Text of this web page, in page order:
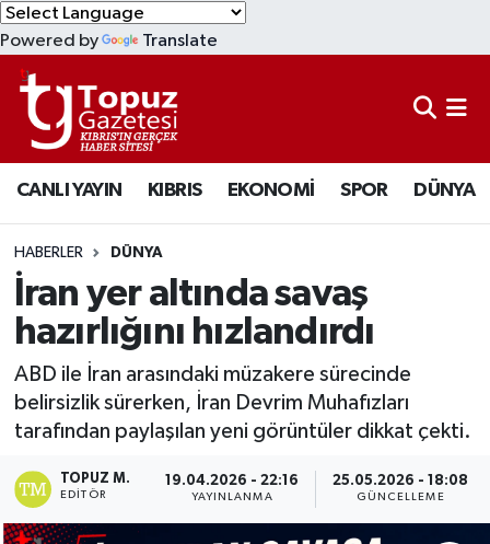
Powered by Translate
CANLI YAYIN KIBRIS EKONOMİ SPOR DÜNYA
HABERLER DÜNYA
İran yer altında savaş
hazırlığını hızlandırdı
ABD ile İran arasındaki müzakere sürecinde
belirsizlik sürerken, İran Devrim Muhafızları
tarafından paylaşılan yeni görüntüler dikkat çekti.
TOPUZ M.
EDITÖR
19.04.2026 - 22:16
YAYINLANMA
25.05.2026 - 18:08
GÜNCELLEME
KIBRIS
DÜNYA
EKONOMİ
MAGAZİN
SAĞLIK
SPOR
TÜRKİYE
Lefkoşa Nöbetçi Eczaneler
Lefkoşa Hava Durumu
Lefkoşa Trafik Yoğunluk Haritası
Süper Lig Puan Durumu ve Fikstür
Tüm Manşetler
Son Dakika Haberleri